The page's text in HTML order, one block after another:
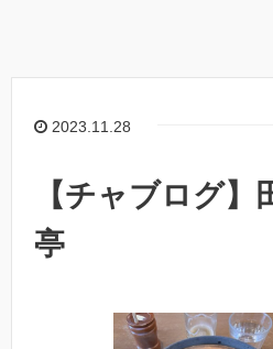
2023.11.28
【チャブログ】
亭